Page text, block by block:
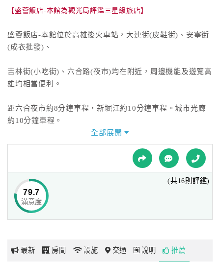
訂
HOT
色
民
球
網
玩
【盛薈飯店-本館為觀光局評鑑三星級旅店】
盛薈飯店-本館位於高雄後火車站，大連街(皮鞋街)、安寧街
(成衣批發)、
吉林街(小吃街)、六合路(夜市)均在附近，周邊機能及遊覽高
雄均相當便利。
距六合夜市約8分鐘車程，新堀江約10分鐘車程。城市光廊
約10分鐘車程。
愛河約15分鐘車程，漢神巨蛋、瑞豐夜市及高鐵約15分鐘車
夢時代及阪急百貨約20鐘車程。旗津渡船生猛海鮮約20分鐘
車程。
盛薈飯店親切、用心服務的團隊，期待您的光臨！
全部展開
79.7
滿意度
(共16則評鑑)
最新 房間 設施 交通 說明 推薦